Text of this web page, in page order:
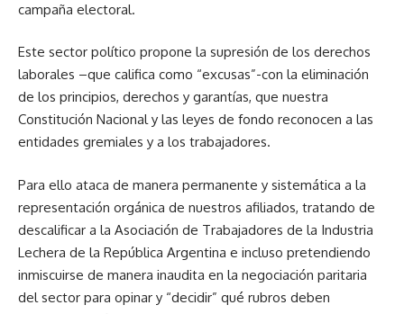
campaña electoral.
Este sector político propone la supresión de los derechos
laborales –que califica como “excusas”-con la eliminación
de los principios, derechos y garantías, que nuestra
Constitución Nacional y las leyes de fondo reconocen a las
entidades gremiales y a los trabajadores.
Para ello ataca de manera permanente y sistemática a la
representación orgánica de nuestros afiliados, tratando de
descalificar a la Asociación de Trabajadores de la Industria
Lechera de la República Argentina e incluso pretendiendo
inmiscuirse de manera inaudita en la negociación paritaria
del sector para opinar y “decidir” qué rubros deben